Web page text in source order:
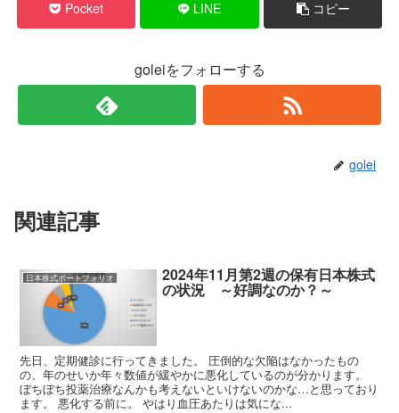
Pocket LINE コピー
goleiをフォローする
golei
関連記事
日本株式ポートフォリオ 2024年11月第2週の保有日本株式
の状況 ～好調なのか？～
先日、定期健診に行ってきました。 圧倒的な欠陥はなかったもの
の、年のせいか年々数値が緩やかに悪化しているのが分かります。
ぼちぼち投薬治療なんかも考えないといけないのかな…と思っており
ます。 悪化する前に。 やはり血圧あたりは気にな...